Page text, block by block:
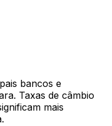
bancos e
Taxas de câmbio
mais